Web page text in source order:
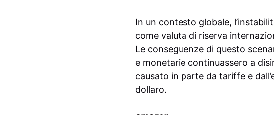
In un contesto globale,
come valuta di riserva
Le conseguenze di questo
e monetarie continuassero a
causato in parte da tariffe e
dollaro.